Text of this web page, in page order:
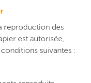
reproduction des
est autorisée,
suivantes :